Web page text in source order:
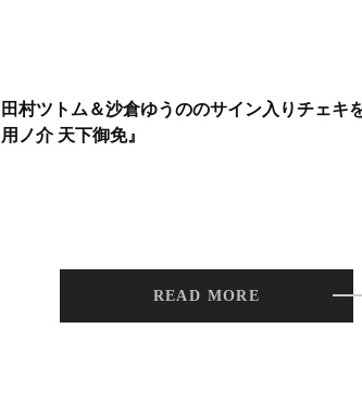
田村ツトム＆沙倉ゆうののサイン入りチェキ
用ノ介 天下御免』
READ MORE